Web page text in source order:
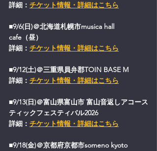
詳細： チケット情報・詳細はこちら
■9/6(日)＠北海道札幌市musica hall
cafe（昼）
詳細： チケット情報・詳細はこちら
■9/12(土)＠三重県員弁郡TOIN BASE M
詳細： チケット情報・詳細はこちら
■9/13(日)＠富山県富山市 富山音返しアコース
ティックフェスティバル2026
詳細： チケット情報・詳細はこちら
■9/18(金)＠京都府京都市someno kyoto